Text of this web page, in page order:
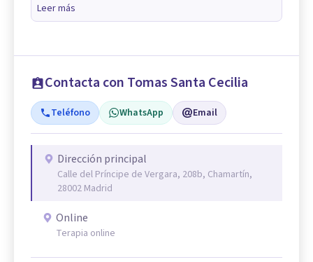
Leer más
Contacta con Tomas Santa Cecilia
Teléfono WhatsApp Email
Dirección principal
Calle del Príncipe de Vergara, 208b, Chamartín,
28002 Madrid
Online
Terapia online